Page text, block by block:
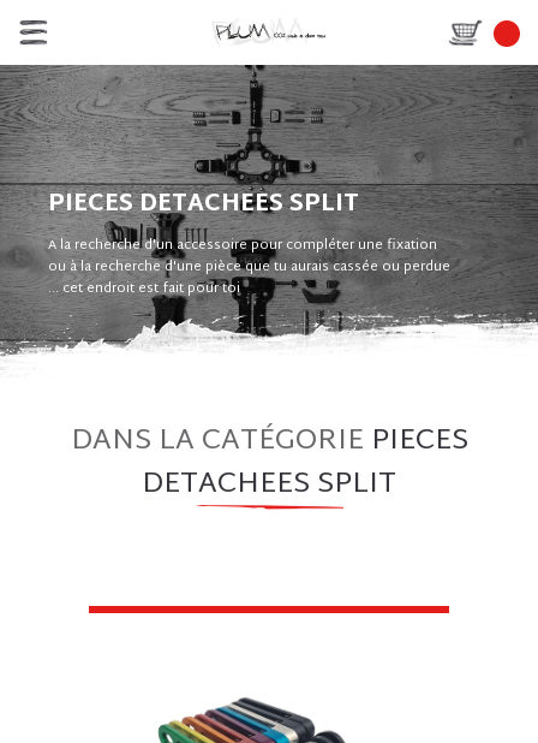
PIECES DETACHEES SPLIT
A la recherche d'un accessoire pour compléter une fixation
ou à la recherche d'une pièce que tu aurais cassée ou perdue
... cet endroit est fait pour toi
DANS LA CATÉGORIE PIECES
DETACHEES SPLIT